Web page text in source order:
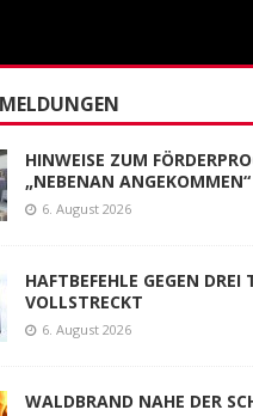
HINWEISE ZUM
„NEBENAN ANGEKOMMEN“
6. August 2026
HAFTBEFEHLE GEGEN DREI
VOLLSTRECKT
6. August 2026
WALDBRAND NAHE DER